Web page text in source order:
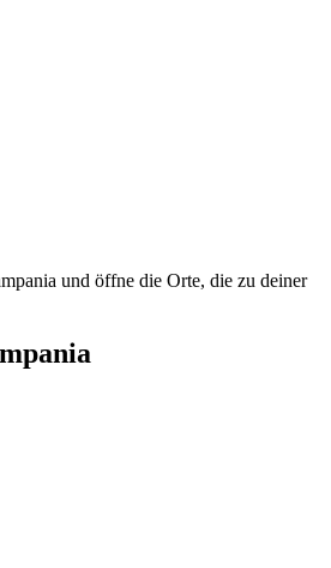
und öffne die Orte, die zu deiner